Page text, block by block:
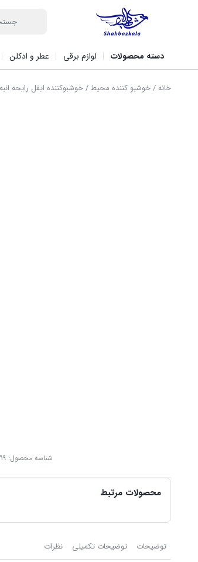
دسته محصولات لوازم برقی عطر و ادکلن
خانه/خوشبو کننده محیط/ خوشبوکننده ایفل رایحه
شناسه محصول:
محصولات مرتبط
توضیحات توضیحات تکمیلی نظرات